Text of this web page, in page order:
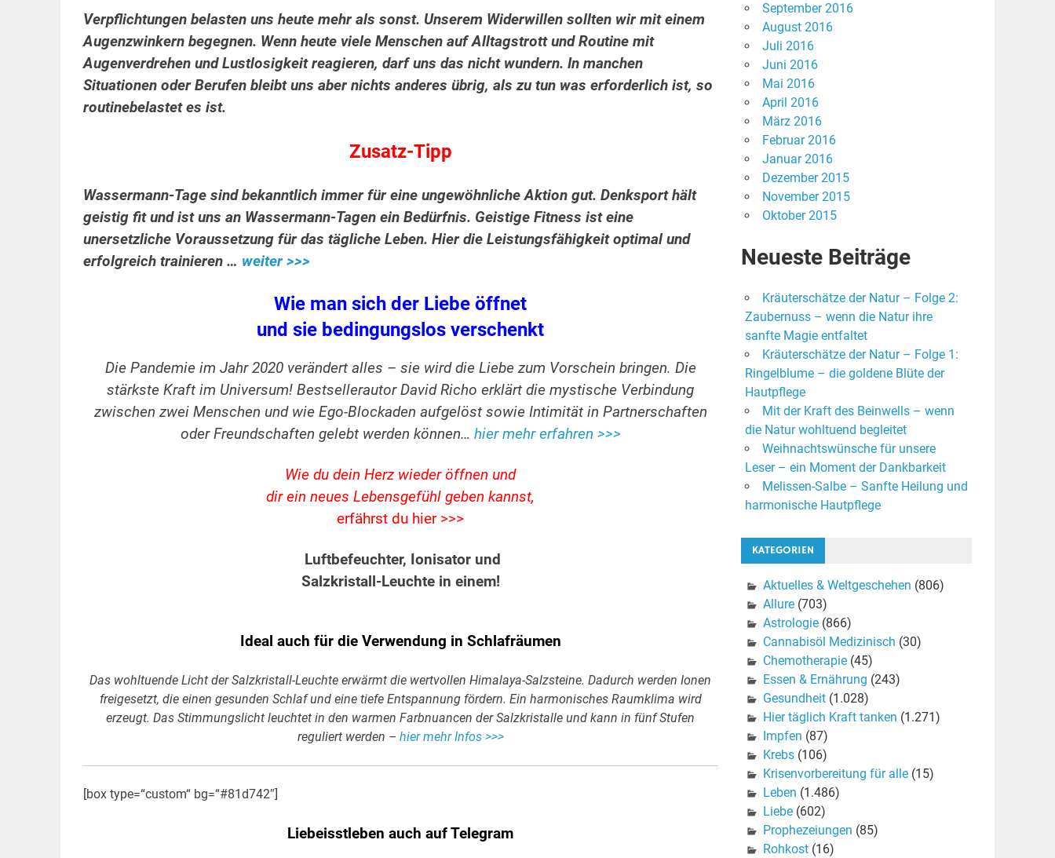
Verpflichtungen belasten uns heute mehr als sonst. Unserem Widerwillen sollten wir mit einem
Augenzwinkern begegnen. Wenn heute viele Menschen auf Alltagstrott und Routine mit
Augenverdrehen und Lustlosigkeit reagieren, darf uns das nicht wundern. In manchen
Situationen oder Berufen bleibt uns aber nichts anderes übrig, als zu tun was erforderlich ist, so
routinebelastet es ist.
Zusatz-Tipp
Wassermann-Tage sind bekanntlich immer für eine ungewöhnliche Aktion gut. Denksport hält
geistig fit und ist uns an Wassermann-Tagen ein Bedürfnis. Geistige Fitness ist eine
unersetzliche Voraussetzung für das tägliche Leben. Hier die Leistungsfähigkeit optimal und
erfolgreich trainieren … weiter >>>
Wie man sich der Liebe öffnet
und sie bedingungslos verschenkt
Die Pandemie im Jahr 2020 verändert alles – sie wird die Liebe zum Vorschein bringen. Die
stärkste Kraft im Universum! Bestsellerautor David Richo erklärt die mystische Verbindung
zwischen zwei Menschen und wie Ego-Blockaden aufgelöst sowie Intimität in Partnerschaften
oder Freundschaften gelebt werden können… hier mehr erfahren >>>
Wie du dein Herz wieder öffnen und
dir ein neues Lebensgefühl geben kannst,
erfährst du hier >>>
Luftbefeuchter, Ionisator und
Salzkristall-Leuchte in einem!
Ideal auch für die Verwendung in Schlafräumen
Das wohltuende Licht der Salzkristall-Leuchte erwärmt die wertvollen Himalaya-Salzsteine. Dadurch werden Ionen
freigesetzt, die einen gesunden Schlaf und eine tiefe Entspannung fördern. Ein harmonisches Raumklima wird
erzeugt. Das Stimmungslicht leuchtet in den warmen Farbnuancen der Salzkristalle und kann in fünf Stufen
reguliert werden – hier mehr Infos >>>
[box type=“custom“ bg=“#81d742″]
Liebeisstleben auch auf Telegram
September 2016
August 2016
Juli 2016
Juni 2016
Mai 2016
April 2016
März 2016
Februar 2016
Januar 2016
Dezember 2015
November 2015
Oktober 2015
Neueste Beiträge
Kräuterschätze der Natur – Folge 2:
Zaubernuss – wenn die Natur ihre
sanfte Magie entfaltet
Kräuterschätze der Natur – Folge 1:
Ringelblume – die goldene Blüte der
Hautpflege
Mit der Kraft des Beinwells – wenn
die Natur wohltuend begleitet
Weihnachtswünsche für unsere
Leser – ein Moment der Dankbarkeit
Melissen-Salbe – Sanfte Heilung und
harmonische Hautpflege
KATEGORIEN
Aktuelles & Weltgeschehen (806)
Allure(703)
Astrologie(866)
Cannabisöl Medizinisch (30)
Chemotherapie(45)
Essen & Ernährung (243)
Gesundheit(1.028)
Hier täglich Kraft tanken (1.271)
Impfen (87)
Krebs(106)
Krisenvorbereitung für alle(15)
Leben (1.486)
Liebe(602)
Prophezeiungen (85)
Rohkost(16)